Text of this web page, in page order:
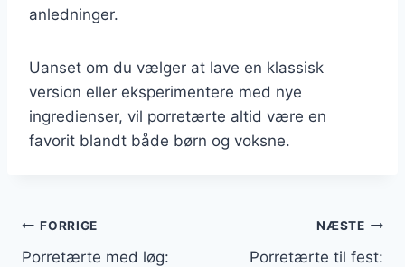
anledninger.
Uanset om du vælger at lave en klassisk
version eller eksperimentere med nye
ingredienser, vil porretærte altid være en
favorit blandt både børn og voksne.
Indlægsnavigation
FORRIGE
Porretærte med løg:
NÆSTE
Porretærte til fest: